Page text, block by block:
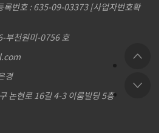
록번호 : 635-09-03373[사업자번호확
부천원미-0756 호
경
논현로 16길 4-3 이룸빌딩 5층